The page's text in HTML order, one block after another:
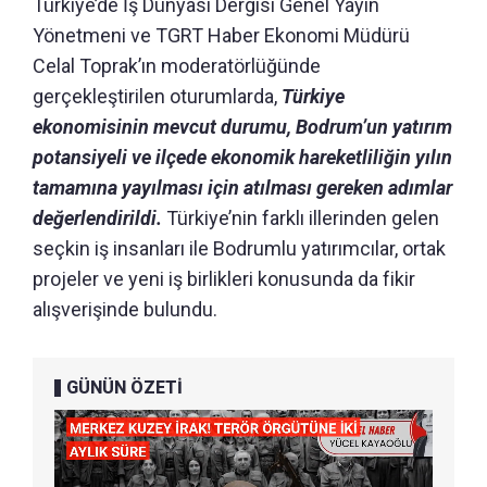
Yönetmeni ve TGRT Haber Ekonomi Müdürü
Celal Toprak’ın moderatörlüğünde
gerçekleştirilen oturumlarda, Türkiye
ekonomisinin mevcut durumu, Bodrum’un yatırım
potansiyeli ve ilçede ekonomik hareketliliğin yılın
tamamına yayılması için atılması gereken adımlar
değerlendirildi. Türkiye’nin farklı illerinden gelen
seçkin iş insanları ile Bodrumlu yatırımcılar, ortak
projeler ve yeni iş birlikleri konusunda da fikir
alışverişinde bulundu.
GÜNÜN ÖZETİ